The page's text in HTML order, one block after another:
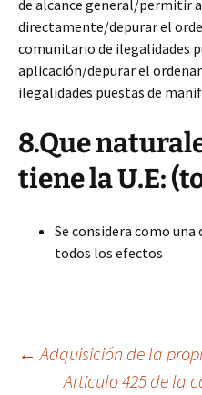
de alcance general/permitir
directamente/depurar el
comunitario de ilegalidades
aplicación/depurar el
ilegalidades puestas de
8.Que
tiene la U.E:
Se considera como
todos los efectos
← Adquisición de la
Articulo 425 de la